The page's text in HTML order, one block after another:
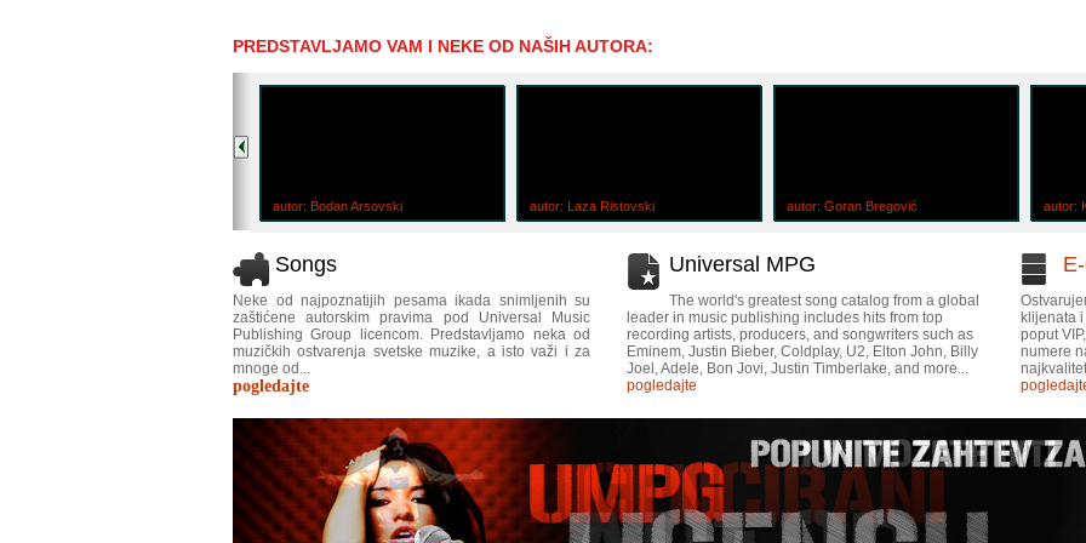
PREDSTAVLJAMO VAM I NEKE OD NAŠIH AUTORA:
autor: Bodan Arsovski autor: Laza Ristovski autor: Goran Bregović autor:
Songs
Neke od najpoznatijih pesama ikada snimljenih su
zaštićene autorskim pravima pod Universal Music
Publishing Group licencom. Predstavljamo neka od
muzičkih ostvarenja svetske muzike, a isto važi i za
mnoge od...
pogledajte
Universal MPG
The world's greatest song catalog from a global
leader in music publishing includes hits from top
recording artists, producers, and songwriters such as
Eminem, Justin Bieber, Coldplay, U2, Elton John, Billy
Joel, Adele, Bon Jovi, Justin Timberlake, and more...
pogledajte
klijenata
poput
numere